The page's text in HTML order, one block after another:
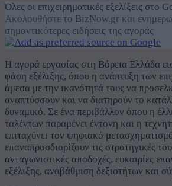
Όλες οι επιχειρηματικές εξελίξεις στο
Ακολουθήστε το BizNow.gr και
σημαντικότερες ειδήσεις της αγοράς
Η αγορά εργασίας στη Βόρεια Ελλάδα
φάση εξέλιξης, όπου η ανάπτυξη των
άμεσα με την ικανότητά τους να
αναπτύσσουν και να διατηρούν το
δυναμικό. Σε ένα περιβάλλον όπου η
ταλέντων παραμένει έντονη και η
επιταχύνει τον ψηφιακό
επαναπροσδιορίζουν τις στρατηγικές
ανταγωνιστικές αποδοχές, ευκαιρίες
εξέλιξης, αναβάθμιση δεξιοτήτων και